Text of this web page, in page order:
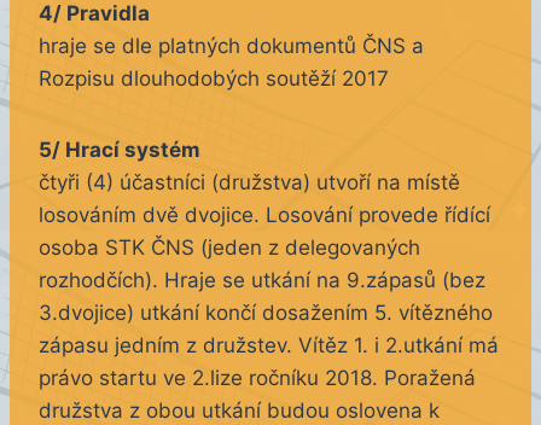
4/ Pravidla
hraje se dle platných dokumentů ČNS a
Rozpisu dlouhodobých soutěží 2017
5/ Hrací systém
čtyři (4) účastníci (družstva) utvoří na místě
losováním dvě dvojice. Losování provede řídící
osoba STK ČNS (jeden z delegovaných
rozhodčích). Hraje se utkání na 9.zápasů (bez
3.dvojice) utkání končí dosažením 5. vítězného
zápasu jedním z družstev. Vítěz 1. i 2.utkání má
právo startu ve 2.lize ročníku 2018. Poražená
družstva z obou utkání budou oslovena k